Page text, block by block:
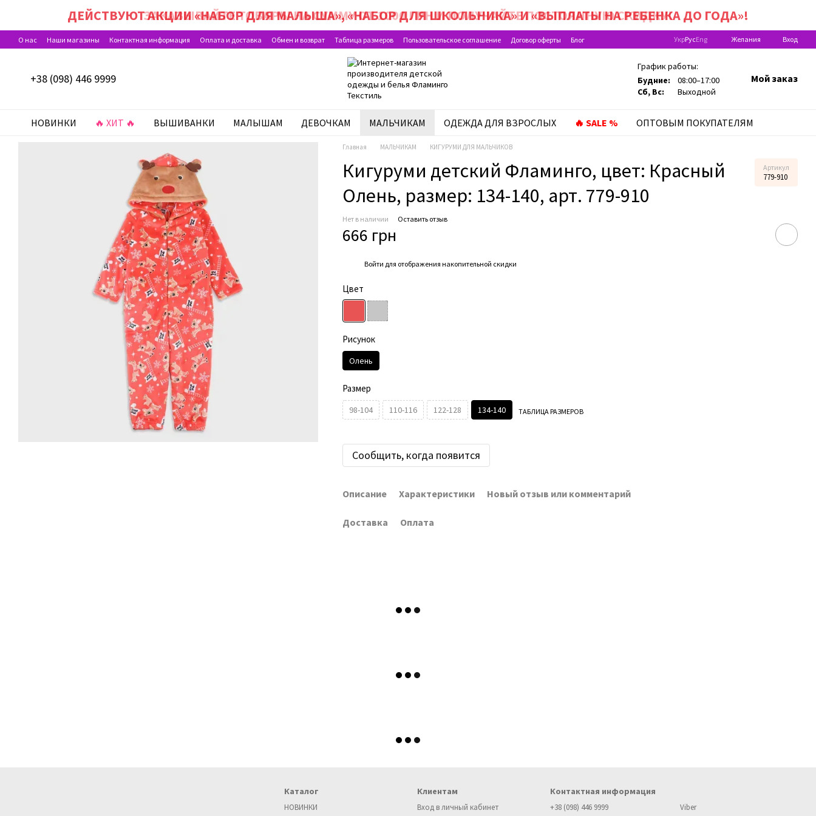
Перейти к основному контенту
ДЕЙСТВУЮТ АКЦИИ «НАБОР ДЛЯ МАЛЫША», «НАБОР ДЛЯ ШКОЛЬНИКА» И «ВЫПЛАТЫ НА РЕБEНКА ДО ГОДА»!
О нас Наши магазины Контактная информация Оплата и доставка Обмен и возврат Таблица размеров Пользовательское соглашение Договор оферты
Блог
Программа лояльности
Отзывы о магазине
УкрРусEng Желания Вход
+38 (098) 446 9999
График работы:
Будние:
08:00–17:00
Сб, Вс:
Выходной
Мой заказ
НОВИНКИ 🔥 ХИТ 🔥 ВЫШИВАНКИ МАЛЫШАМ ДЕВОЧКАМ МАЛЬЧИКАМ ОДЕЖДА ДЛЯ ВЗРОСЛЫХ 🔥 SALE % ОПТОВЫМ ПОКУПАТЕЛЯМ
Главная МАЛЬЧИКАМ КИГУРУМИ ДЛЯ МАЛЬЧИКОВ
Кигуруми детский Фламинго, цвет: Красный
Олень, размер: 134-140, арт. 779-910
Артикул
779-910
Нет в наличии Оставить отзыв
666 грн
Войти для отображения накопительной скидки
Цвет
Рисунок
Олень
Размер
98-104 110-116 122-128 134-140 ТАБЛИЦА РАЗМЕРОВ
Сообщить, когда появится
Описание Характеристики Новый отзыв или комментарий
Доставка Оплата
Каталог
НОВИНКИ
Клиентам
Вход в личный кабинет
Контактная информация
+38 (098) 446 9999 Viber